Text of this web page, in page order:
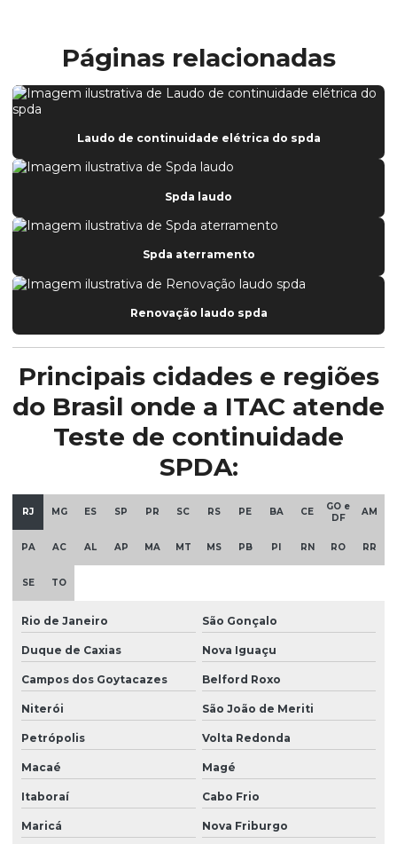
Páginas relacionadas
Laudo de continuidade elétrica do spda
Spda laudo
Spda aterramento
Renovação laudo spda
Principais cidades e regiões
do Brasil onde a ITAC atende
Teste de continuidade
SPDA:
RJ MG ES SP PR SC RS PE BA CE
GO e
DF
AM
PA AC AL AP MA MT MS PB PI RN RO RR
SE TO
Rio de Janeiro São Gonçalo
Duque de Caxias Nova Iguaçu
Campos dos Goytacazes Belford Roxo
Niterói São João de Meriti
Petrópolis Volta Redonda
Macaé Magé
Itaboraí Cabo Frio
Maricá Nova Friburgo